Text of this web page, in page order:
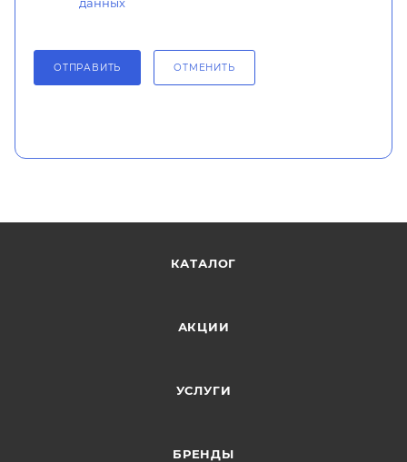
ОТПРАВИТЬ ОТМЕНИТЬ
КАТАЛОГ
АКЦИИ
УСЛУГИ
БРЕНДЫ